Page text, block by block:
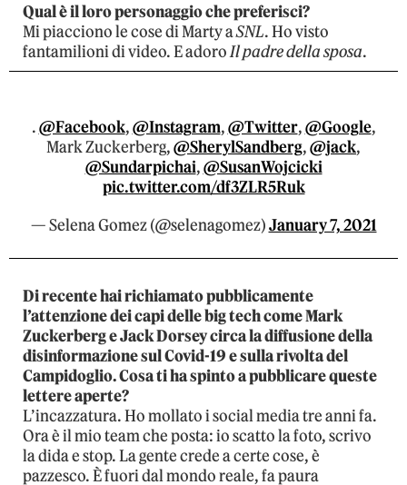
Qual è il loro personaggio che preferisci?
Mi piacciono le cose di Marty aSNL. Ho visto
fantamilioni di video. E adoroIl padre della sposa.
.@Facebook,@Instagram,@Twitter,@Google,
Mark Zuckerberg,@SherylSandberg,@jack,
@Sundarpichai,@SusanWojcicki
pic.twitter.com/df3ZLR5Ruk
— Selena Gomez (@selenagomez)January 7, 2021
Di recente hai richiamato pubblicamente
l’attenzione dei capi delle big tech come Mark
Zuckerberg e Jack Dorsey circa la diffusione della
disinformazione sul Covid-19 e sulla rivolta del
Campidoglio. Cosa ti ha spinto a pubblicare queste
lettere aperte?
L’incazzatura. Ho mollato i social media tre anni fa.
Ora è il mio team che posta: io scatto la foto, scrivo
la dida e stop. La gente crede a certe cose, è
pazzesco. È fuori dal mondo reale, fa paura